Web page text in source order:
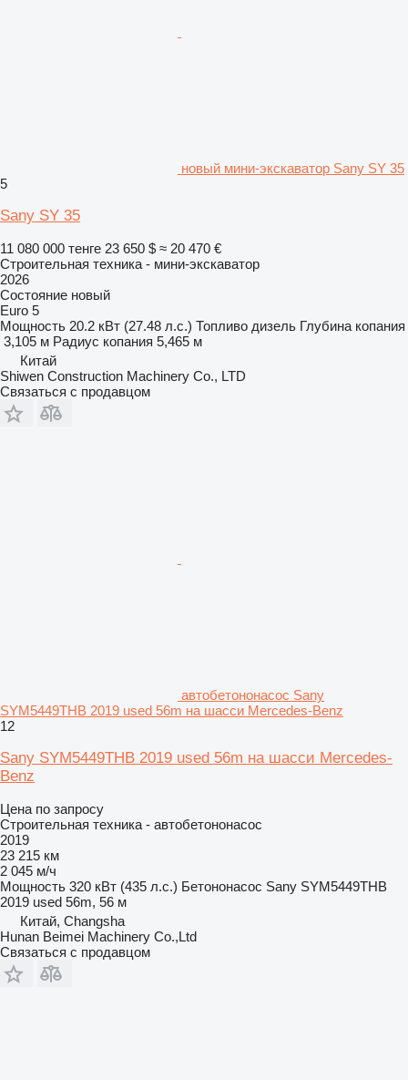
новый мини-экскаватор Sany SY 35
5
Sany SY 35
11 080 000 тенге 23 650 $ ≈ 20 470 €
Строительная техника - мини-экскаватор
2026
Состояние новый
Euro 5
Мощность 20.2 кВт (27.48 л.с.) Топливо дизель Глубина копания
3,105 м Радиус копания 5,465 м
Китай
Shiwen Construction Machinery Co., LTD
Связаться с продавцом
автобетононасос Sany
SYM5449THB 2019 used 56m на шасси Mercedes-Benz
12
Sany SYM5449THB 2019 used 56m на шасси Mercedes-
Benz
Цена по запросу
Строительная техника - автобетононасос
2019
23 215 км
2 045 м/ч
Мощность 320 кВт (435 л.с.) Бетононасос Sany SYM5449THB
2019 used 56m, 56 м
Китай, Changsha
Hunan Beimei Machinery Co.,Ltd
Связаться с продавцом